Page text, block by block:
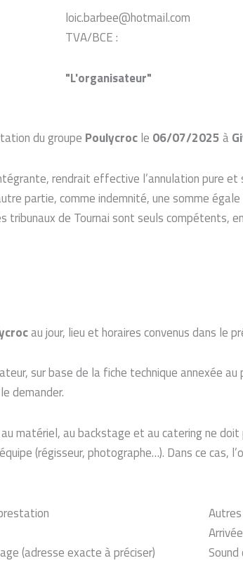
loic.barbee@hotmail.com
TVA/BCE :
"L'organisateur"
du groupe Poulycrocle 06/07/2025à
rendrait effective l’annulation pure et
partie, comme indemnité, une somme
de Tournai sont seuls compétents,
au jour, lieu et horaires convenus dans le
sur base de la fiche technique annexée
demander.
au matériel, au backstage et au catering ne
(régisseur, photographe…). Dans ce
(adresse exacte à préciser)